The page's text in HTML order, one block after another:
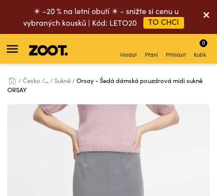
☀ –20 % na letní obutí ☀ - snižte si cenu u
vybraných kousků | Kód: LETO20
TO CHCI
Hledat Přání Přihlásit Košík
0
Česko ... Sukně
Orsay - Šedá dámská pouzdrová midi sukně
ORSAY